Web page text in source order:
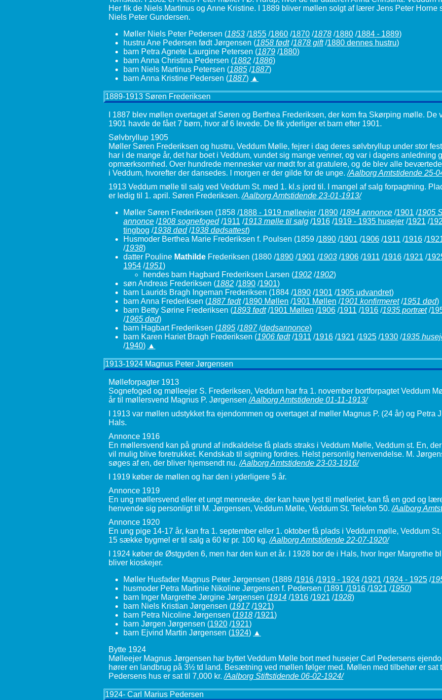
Her fik de Niels Martinus og Anne Kristine. I 1889 bliver møllen solgt af lærer Jens Peter Horne
Niels Peter Gundersen.
Møller Niels Peter Pedersen (1853 /1855 /1860 /1870 /1878 /1880 /1884 - 1889)
hustru Ane Pedersen født Jørgensen (1858 født/1878 gift/1880 dennes hustru)
barn Petra Agnete Laurgine Petersen (1879 /1880)
barn Anna Christina Pedersen (1882 /1886)
barn Niels Martinus Petersen (1885 /1887)
barn Anna Kristine Pedersen (1887) ▲
1889-1913 Søren Frederiksen
I 1887 blev møllen overtaget af Søren og Berthea Frederiksen, der kom fra Skørping mølle. De
1901 havde de fået 7 børn, hvor af 6 levede. De fik yderliger et barn efter 1901.
Sølvbryllup 1905
Møller Søren Frederiksen og hustru, Veddum Mølle, fejrer i dag deres sølvbryllup under stor
har i de mange år, det har boet i Veddum, vundet sig mange venner, og var i dagens anledning
opmærksomhed. Over hundrede mennesker var mødt for at gratulere, og de blev alle
i Veddum, hvorefter der dansedes. I morgen er der gilde for de unge./Aalborg Amtstidende 25-
1913 Veddum mølle til salg ved Veddum St. med 1. kl.s jord til. I mangel af salg forpagtning.
er ledig til 1. april. Søren Frederiksen./Aalborg Amtstidende 23-01-1913/
Møller Søren Frederiksen (1858 /1888 - 1919 mølleejer /1890 /1894 annonce /1901 /1905
annonce /1908 sognefoged/1911 /1913 mølle til salg /1916 /1919 - 1935 husejer /1921 /
tingbog /1938 død/1938 dødsattest)
Husmoder Berthea Marie Frederiksen f. Poulsen (1859 /1890 /1901 /1906 /1911 /1916 /
/1938)
datter Pouline Mathilde Frederiksen (1880 /1890 /1901 /1903 /1906 /1911 /1916 /1921 /
1954 /1951)
hendes barn Hagbard Frederiksen Larsen (1902 /1902)
søn Andreas Frederiksen (1882 /1890 /1901)
barn Laurids Bragh Ingeman Frederiksen (1884 /1890 /1901 /1905 udvandret)
barn Anna Frederiksen (1887 født/1890 Møllen /1901 Møllen /1901 konfirmeret/1951 død)
barn Betty Sørine Frederiksen (1893 født/1901 Møllen /1906 /1911 /1916 /1935 portræt/
/1965 død)
barn Hagbart Frederiksen (1895 /1897/dødsannonce)
barn Karen Hariet Bragh Frederiksen (1906 født/1911 /1916 /1921 /1925 /1930 /1935
/1940) ▲
1913-1924 Magnus Peter Jørgensen
Mølleforpagter 1913
Sognefoged og mølleejer S. Frederiksen, Veddum har fra 1. november bortforpagtet Veddum
år til møllersvend Magnus P. Jørgensen/Aalborg Amtstidende 01-11-1913/
I 1913 var møllen udstykket fra ejendommen og overtaget af møller Magnus P. (24 år) og Petra
Hals.
Annonce 1916
En møllersvend kan på grund af indkaldelse få plads straks i Veddum Mølle, Veddum st. En,
vil mulig blive foretrukket. Kendskab til sigtning fordres. Helst personlig henvendelse. M.
søges af en, der bliver hjemsendt nu./Aalborg Amtstidende 23-03-1916/
I 1919 køber de møllen og har den i yderligere 5 år.
Annonce 1919
En ung møllersvend eller et ungt menneske, der kan have lyst til mølleriet, kan få en god og
henvende sig personligt til M. Jørgensen, Veddum Mølle, Veddum St. Telefon 50./Aalborg
Annonce 1920
En ung pige 14-17 år, kan fra 1. september eller 1. oktober få plads i Veddum mølle, Veddum
15 sække bygmel er til salg a 60 kr pr. 100 kg./Aalborg Amtstidende 22-07-1920/
I 1924 køber de Østgyden 6, men har den kun et år. I 1928 bor de i Hals, hvor Inger Margrethe
bliver kioskejer.
Møller Husfader Magnus Peter Jørgensen (1889 /1916 /1919 - 1924 /1921 /1924 - 1925 /
husmoder Petra Martinie Nikoline Jørgensen f. Pedersen (1891 /1916 /1921 /1950)
barn Inger Margrethe Jørgine Jørgensen (1914 /1916 /1921 /1928)
barn Niels Kristian Jørgensen (1917/1921)
barn Petra Nicoline Jørgensen (1918 /1921)
barn Jørgen Jørgensen (1920 /1921)
barn Ejvind Martin Jørgensen (1924) ▲
Bytte 1924
Mølleejer Magnus Jørgensen har byttet Veddum Mølle bort med husejer Carl Pedersens
hører en landbrug på 3½ td land. Besætning ved møllen følger med. Møllen med tilbehør er sat
Pedersens hus er sat til 7,000 kr./Aalborg Stiftstidende 06-02-1924/
1924- Carl Marius Pedersen